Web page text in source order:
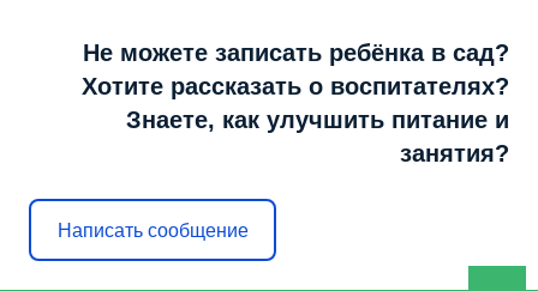
Не можете записать ребёнка в сад?
Хотите рассказать о воспитателях?
Знаете, как улучшить питание и
занятия?
Написать сообщение